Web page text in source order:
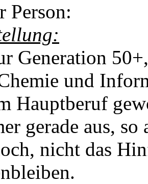
Person:
Generation
und
Hauptberuf
gerade aus,
nicht das